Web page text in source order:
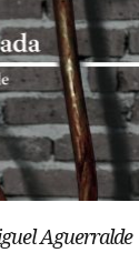
Aguerralde